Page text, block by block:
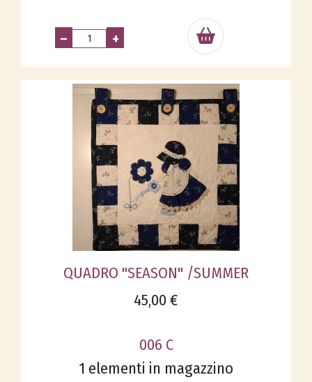
– +
QUADRO "SEASON" /SUMMER
45,00 €
006 C
1 elementi in magazzino